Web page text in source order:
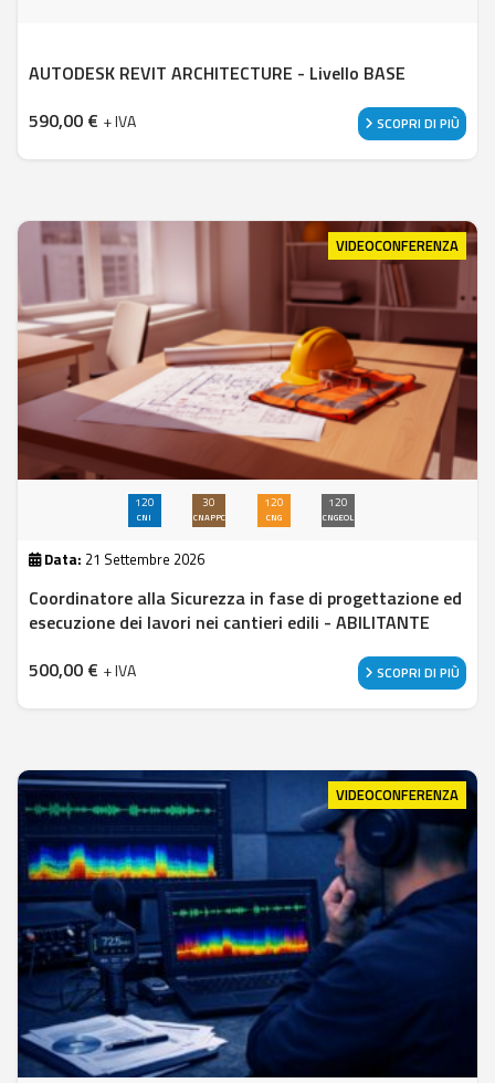
AUTODESK REVIT ARCHITECTURE - Livello BASE
590,00 € + IVA SCOPRI DI PIÙ
VIDEOCONFERENZA
120
CNI
30
CNAPPC
120
CNG
120
CNGEOL
Data: 21 Settembre 2026
Coordinatore alla Sicurezza in fase di progettazione ed
esecuzione dei lavori nei cantieri edili - ABILITANTE
500,00 € + IVA SCOPRI DI PIÙ
VIDEOCONFERENZA